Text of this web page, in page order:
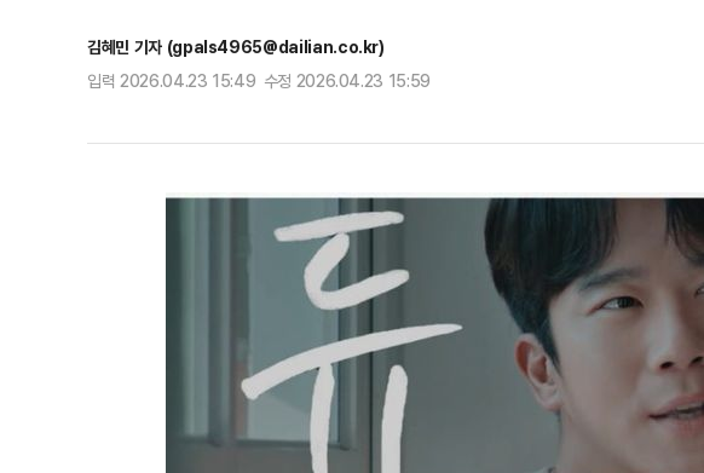
김혜민 기자 (gpals4965@dailian.co.kr)
입력 2026.04.23 15:49 수정 2026.04.23 15:59